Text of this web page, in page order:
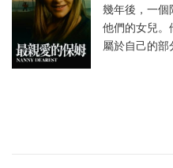
幾年後，一
他們的女兒
屬於自己的部